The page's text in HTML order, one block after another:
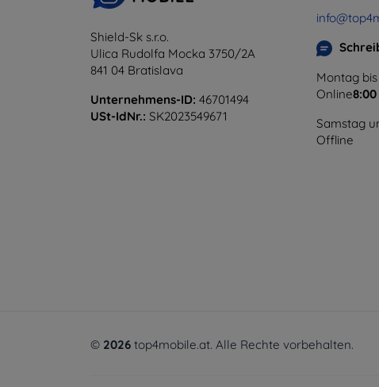
Shield-Sk s.r.o.
Ulica Rudolfa Mocka 3750/2A
841 04 Bratislava
Unternehmens-ID: 46701494
USt-IdNr.: SK2023549671
Montag
Online8:00
Samstag
Offline
© 2026 top4mobile.at. Alle Rechte vorbehalten.